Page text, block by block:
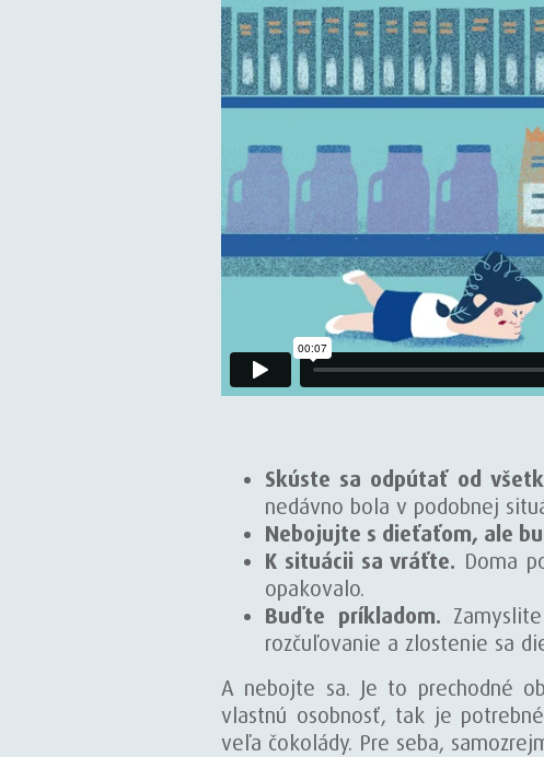
Skúste sa odpútať od
nedávno bola v podobnej
Nebojujte s dieťaťom, ale
K situácii sa vráťte. Doma
opakovalo.
Buďte príkladom.
rozčuľovanie a zlostenie sa
A nebojte sa. Je to prechodné
vlastnú osobnosť, tak je
veľa čokolády. Pre seba,